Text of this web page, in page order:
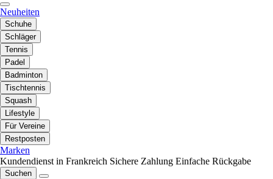
Neuheiten
Schuhe
Schläger
Tennis
Padel
Badminton
Tischtennis
Squash
Lifestyle
Für Vereine
Restposten
Marken
Kundendienst in Frankreich Sichere Zahlung Einfache Rückgabe
Suchen